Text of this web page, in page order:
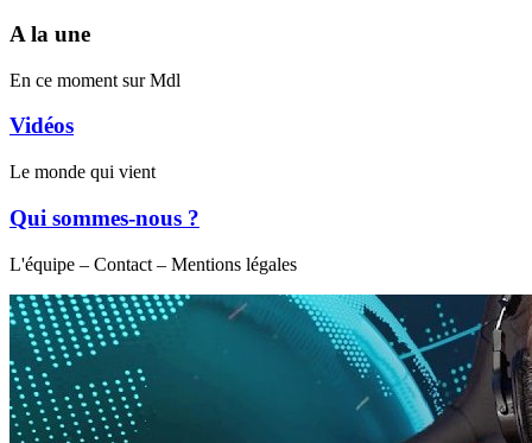
A la une
En ce moment sur Mdl
Vidéos
Le monde qui vient
Qui sommes-nous ?
L'équipe – Contact – Mentions légales